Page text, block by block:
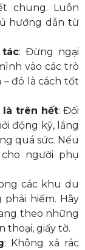
chung. Luôn
hướng dẫn từ
: Đừng ngại
vào các trò
đó là cách tốt
là trên hết: Đối
động kỹ, lắng
quá sức. Nếu
người phụ
các khu du
phải hiếm. Hãy
theo những
thoại, giấy tờ.
: Không xả rác